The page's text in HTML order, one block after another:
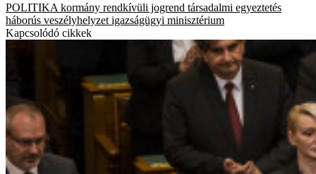
POLITIKA kormány rendkívüli jogrend társadalmi egyeztetés
háborús veszélyhelyzet igazságügyi minisztérium
Kapcsolódó cikkek